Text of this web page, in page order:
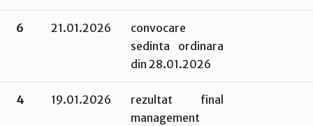
6 21.01.2026
convocare
sedinta ordinara
din 28.01.2026
4 19.01.2026
rezultat final
management